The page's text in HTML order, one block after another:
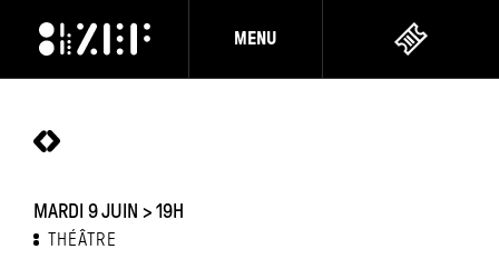
MENU
MARDI 9 JUIN > 19H
THÉÂTRE